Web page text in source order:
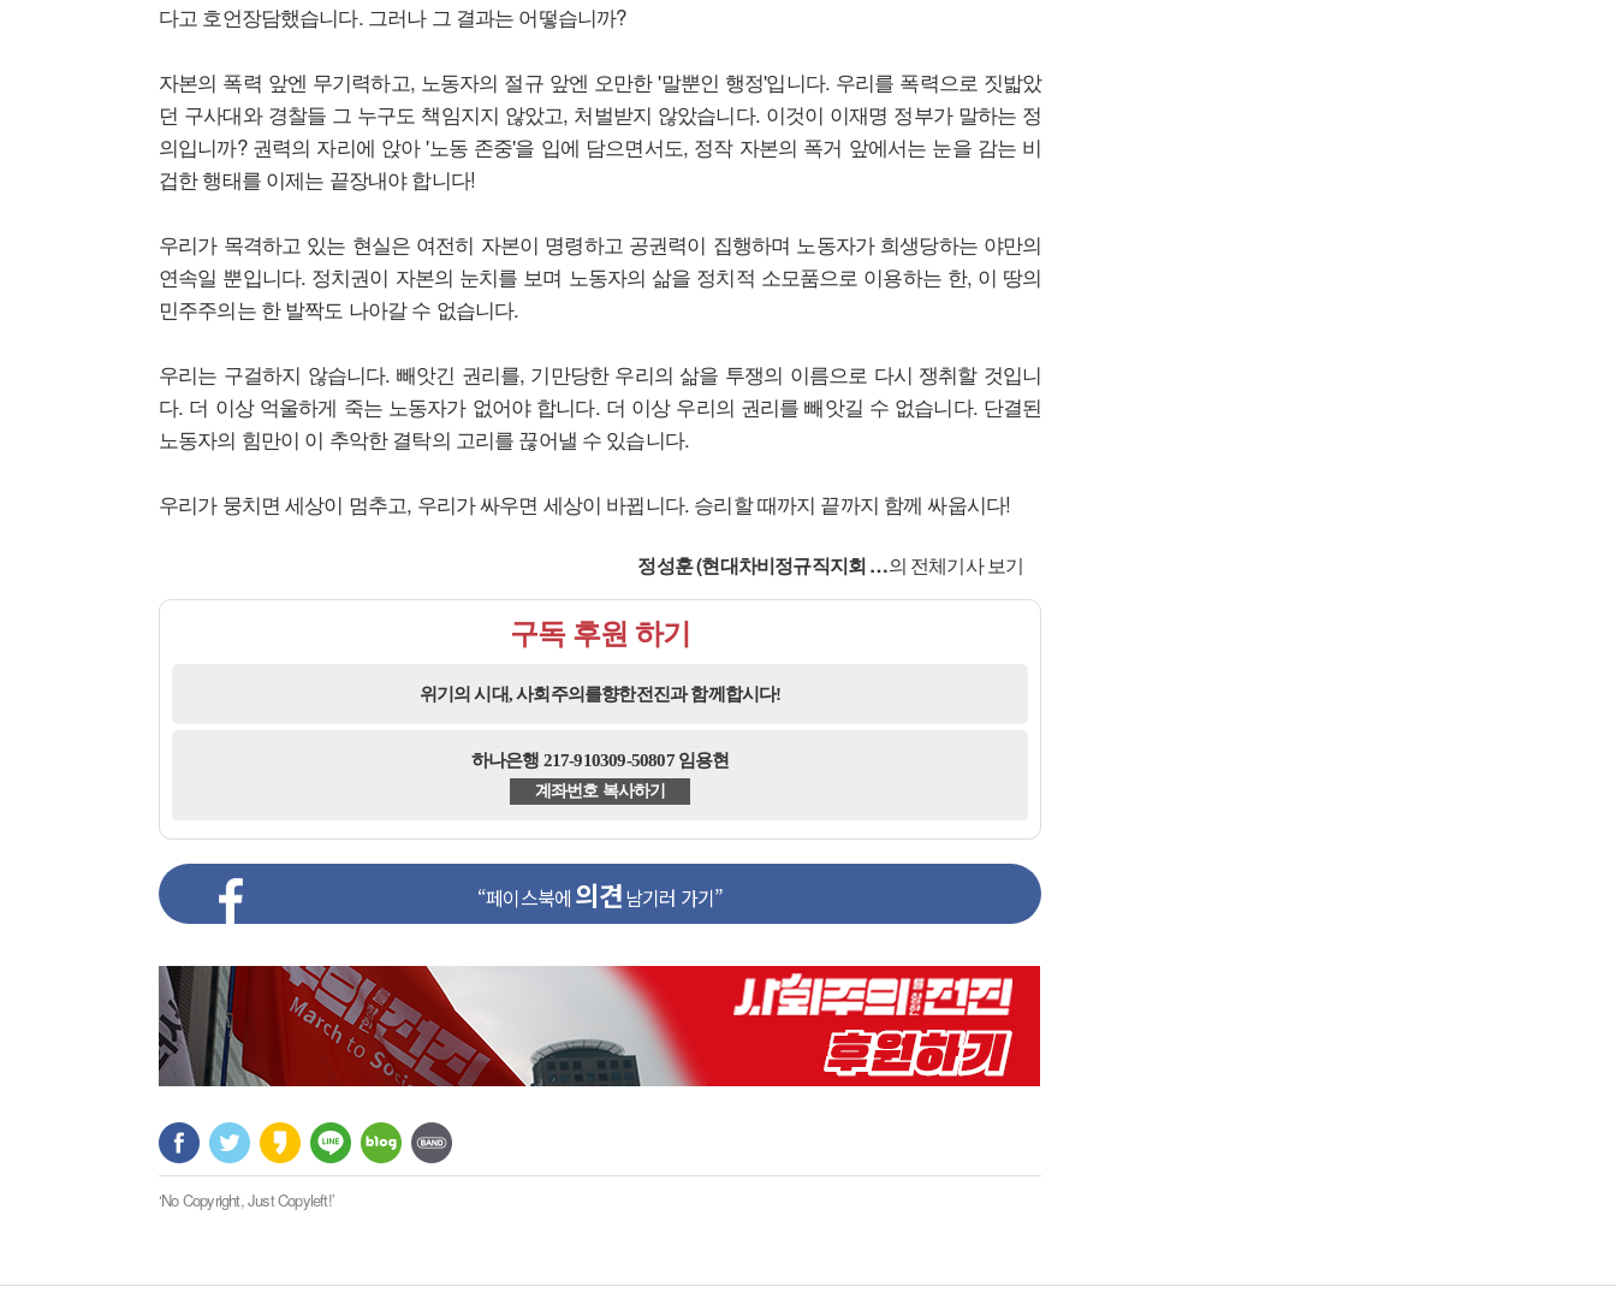
다고 호언장담했습니다. 그러나 그 결과는 어떻습니까?
자본의 폭력 앞엔 무기력하고, 노동자의 절규 앞엔 오만한 '말뿐인 행정'입니다. 우리를 폭력으로 짓밟았
던 구사대와 경찰들 그 누구도 책임지지 않았고, 처벌받지 않았습니다. 이것이 이재명 정부가 말하는 정
의입니까? 권력의 자리에 앉아 '노동 존중'을 입에 담으면서도, 정작 자본의 폭거 앞에서는 눈을 감는 비
겁한 행태를 이제는 끝장내야 합니다!
우리가 목격하고 있는 현실은 여전히 자본이 명령하고 공권력이 집행하며 노동자가 희생당하는 야만의
연속일 뿐입니다. 정치권이 자본의 눈치를 보며 노동자의 삶을 정치적 소모품으로 이용하는 한, 이 땅의
민주주의는 한 발짝도 나아갈 수 없습니다.
우리는 구걸하지 않습니다. 빼앗긴 권리를, 기만당한 우리의 삶을 투쟁의 이름으로 다시 쟁취할 것입니
다. 더 이상 억울하게 죽는 노동자가 없어야 합니다. 더 이상 우리의 권리를 빼앗길 수 없습니다. 단결된
노동자의 힘만이 이 추악한 결탁의 고리를 끊어낼 수 있습니다.
우리가 뭉치면 세상이 멈추고, 우리가 싸우면 세상이 바뀝니다. 승리할 때까지 끝까지 함께 싸웁시다!
정성훈 (현대차비정규직지회 …의 전체기사 보기
구독 후원 하기
위기의 시대, 사회주의를향한전진과 함께합시다!
하나은행 217-910309-50807 임용현
계좌번호 복사하기
“페이스북에 의견남기러 가기”
‘No Copyright, Just Copyleft!’